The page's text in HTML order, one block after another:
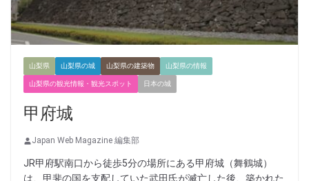
山梨県 山梨県の城 山梨県の建築物 山梨県の情報
山梨県の観光情報・観光スポット 日本の城
甲府城
Japan Web Magazine 編集部
JR甲府駅南口から徒歩5分の場所にある甲府城（舞鶴城）
は、甲斐の国を支配していた武田氏が滅亡した後、築かれた